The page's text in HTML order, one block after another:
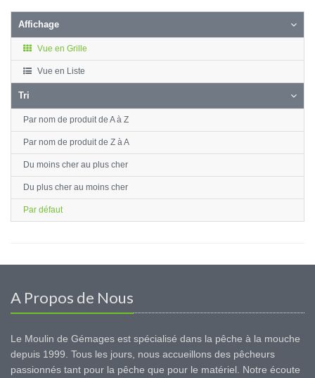
Affichage
Vue en Grille
Vue en Liste
Tri
Par nom de produit de A à Z
Par nom de produit de Z à A
Du moins cher au plus cher
Du plus cher au moins cher
Par défaut
A Propos de Nous
Le Moulin de Gémages est spécialisé dans la pêche à la mouche
depuis 1999. Tous les jours, nous accueillons des pêcheurs
passionnés tant pour la pêche que pour le matériel. Notre écoute